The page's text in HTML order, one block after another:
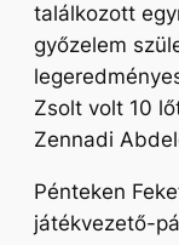
találkozott
győzelem
Zsolt volt 10
Zennadi
Pénteken
játékvezető-